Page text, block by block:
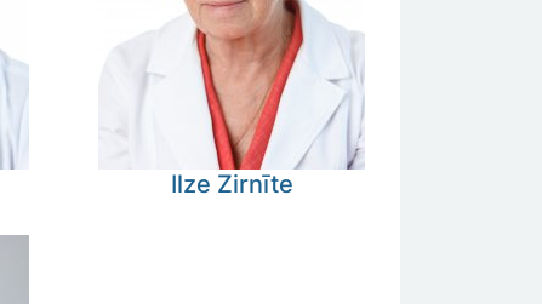
Ilze Zirnīte